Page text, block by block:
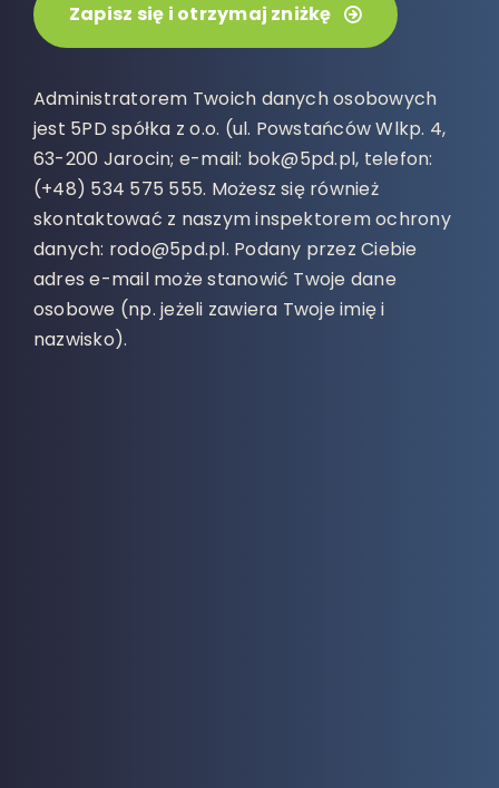
Zapisz się i otrzymaj zniżkę
Administratorem Twoich danych osobowych
jest 5PD spółka z o.o. (ul. Powstańców Wlkp. 4,
63-200 Jarocin; e-mail: bok@5pd.pl, telefon:
(+48) 534 575 555. Możesz się również
skontaktować z naszym inspektorem ochrony
danych: rodo@5pd.pl. Podany przez Ciebie
adres e-mail może stanowić Twoje dane
osobowe (np. jeżeli zawiera Twoje imię i
nazwisko).